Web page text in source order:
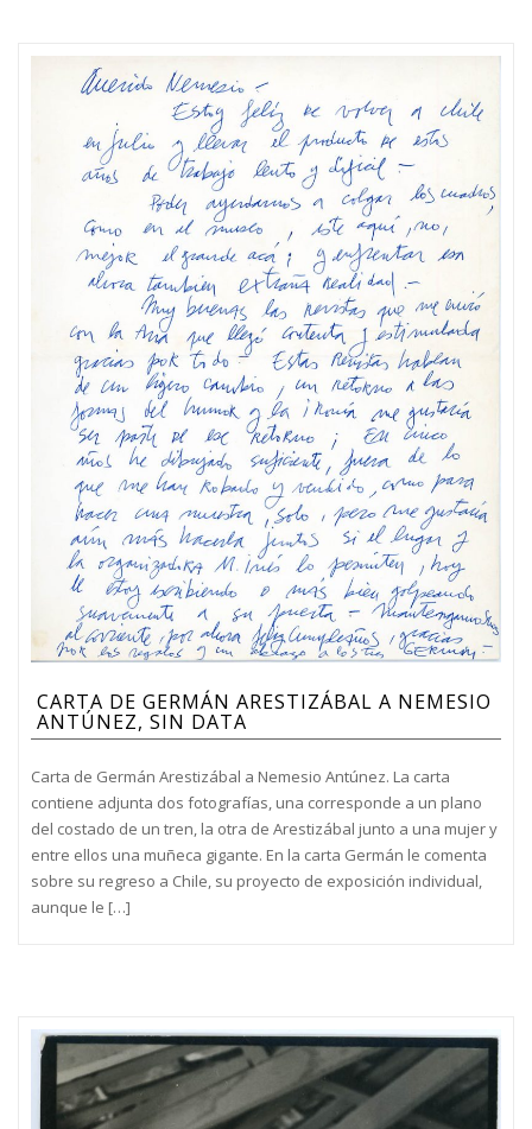
CARTA DE GERMÁN ARESTIZÁBAL A NEMESIO
ANTÚNEZ, SIN DATA
Carta de Germán Arestizábal a Nemesio Antúnez. La carta
contiene adjunta dos fotografías, una corresponde a un plano
del costado de un tren, la otra de Arestizábal junto a una mujer y
entre ellos una muñeca gigante. En la carta Germán le comenta
sobre su regreso a Chile, su proyecto de exposición individual,
aunque le […]